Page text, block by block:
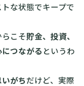
な状態でキープで
こそ貯金、投資、
つながる というわ
がちだけど、実際